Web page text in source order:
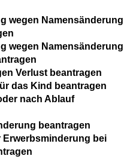
wegen Namensänderung
wegen Namensänderung
Verlust beantragen
das Kind beantragen
nach Ablauf
beantragen
Erwerbsminderung bei